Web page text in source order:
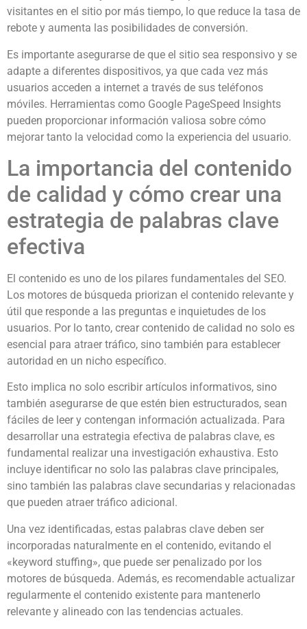
visitantes en el sitio por más tiempo, lo que reduce la tasa de
rebote y aumenta las posibilidades de conversión.
Es importante asegurarse de que el sitio sea responsivo y se
adapte a diferentes dispositivos, ya que cada vez más
usuarios acceden a internet a través de sus teléfonos
móviles. Herramientas como Google PageSpeed Insights
pueden proporcionar información valiosa sobre cómo
mejorar tanto la velocidad como la experiencia del usuario.
La importancia del contenido
de calidad y cómo crear una
estrategia de palabras clave
efectiva
El contenido es uno de los pilares fundamentales del SEO.
Los motores de búsqueda priorizan el contenido relevante y
útil que responde a las preguntas e inquietudes de los
usuarios. Por lo tanto, crear contenido de calidad no solo es
esencial para atraer tráfico, sino también para establecer
autoridad en un nicho específico.
Esto implica no solo escribir artículos informativos, sino
también asegurarse de que estén bien estructurados, sean
fáciles de leer y contengan información actualizada. Para
desarrollar una estrategia efectiva de palabras clave, es
fundamental realizar una investigación exhaustiva. Esto
incluye identificar no solo las palabras clave principales,
sino también las palabras clave secundarias y relacionadas
que pueden atraer tráfico adicional.
Una vez identificadas, estas palabras clave deben ser
incorporadas naturalmente en el contenido, evitando el
«keyword stuffing», que puede ser penalizado por los
motores de búsqueda. Además, es recomendable actualizar
regularmente el contenido existente para mantenerlo
relevante y alineado con las tendencias actuales.